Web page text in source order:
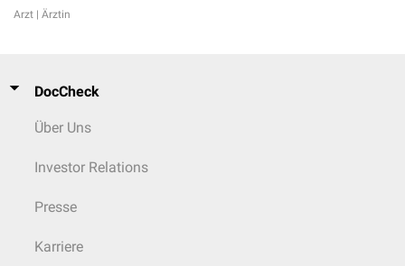
Arzt | Ärztin
DocCheck
Über Uns
Investor Relations
Presse
Karriere